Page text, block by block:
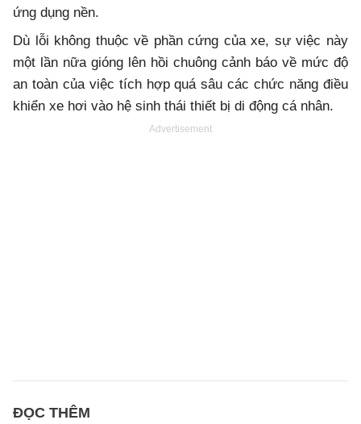
ứng dụng nền.
Dù lỗi không thuộc về phần cứng của xe, sự việc này
một lần nữa gióng lên hồi chuông cảnh báo về mức độ
an toàn của việc tích hợp quá sâu các chức năng điều
khiển xe hơi vào hệ sinh thái thiết bị di động cá nhân.
Advertisement
ĐỌC THÊM